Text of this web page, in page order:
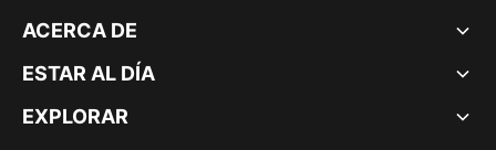
ACERCA DE
ESTAR AL DÍA
EXPLORAR